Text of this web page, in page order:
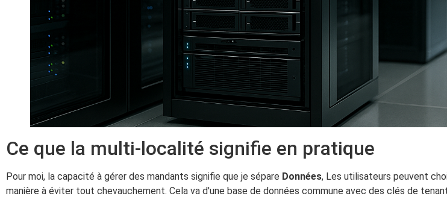
Ce que la multi-localité signifie en pratique
Pour moi, la capacité à gérer des mandants signifie que je sépare Données, Les utilisateurs peuvent
manière à éviter tout chevauchement. Cela va d'une base de données commune avec des clés de